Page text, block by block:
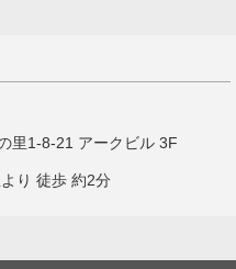
里1-8-21 アークビル 3F
り 徒歩 約2分